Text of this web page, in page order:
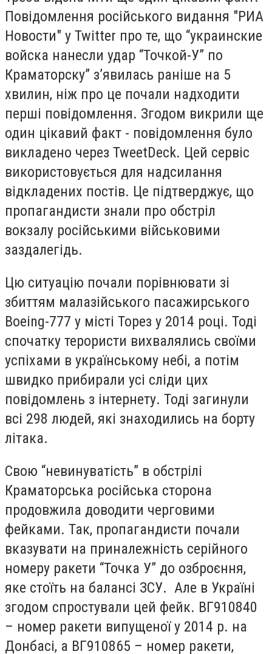
Повідомлення російського видання "РИА
Новости" у Twitter про те, що “украинские
войска нанесли удар “Точкой-У” по
Краматорску” з’явилась раніше на 5
хвилин, ніж про це почали надходити
перші повідомлення. Згодом викрили ще
один цікавий факт - повідомлення було
викладено через TweetDeck. Цей сервіс
використовується для надсилання
відкладених постів. Це підтверджує, що
пропагандисти знали про обстріл
вокзалу російськими військовими
заздалегідь.
Цю ситуацію почали порівнювати зі
збиттям малазійського пасажирського
Boeing-777 у місті Торез у 2014 році. Тоді
спочатку терористи вихвалялись своїми
успіхами в українському небі, а потім
швидко прибирали усі сліди цих
повідомлень з інтернету. Тоді загинули
всі 298 людей, які знаходились на борту
літака.
Свою “невинуватість” в обстрілі
Краматорська російська сторона
продовжила доводити черговими
фейками. Так, пропагандисти почали
вказувати на приналежність серійного
номеру ракети “Точка У” до озброєння,
яке стоїть на балансі ЗСУ. Але в Україні
згодом спростували цей фейк. ВГ910840
– номер ракети випущеної у 2014 р. на
Донбасі, а ВГ910865 – номер ракети,